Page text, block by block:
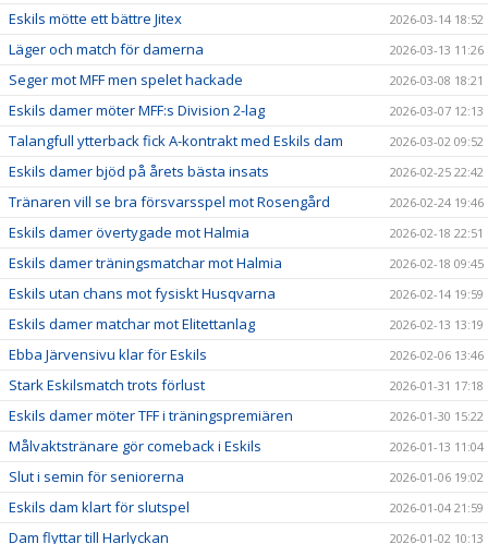
Eskils mötte ett bättre Jitex 2026-03-14 18:52
Läger och match för damerna 2026-03-13 11:26
Seger mot MFF men spelet hackade 2026-03-08 18:21
Eskils damer möter MFF:s Division 2-lag 2026-03-07 12:13
Talangfull ytterback fick A-kontrakt med Eskils dam 2026-03-02 09:52
Eskils damer bjöd på årets bästa insats 2026-02-25 22:42
Tränaren vill se bra försvarsspel mot Rosengård 2026-02-24 19:46
Eskils damer övertygade mot Halmia 2026-02-18 22:51
Eskils damer träningsmatchar mot Halmia 2026-02-18 09:45
Eskils utan chans mot fysiskt Husqvarna 2026-02-14 19:59
Eskils damer matchar mot Elitettanlag 2026-02-13 13:19
Ebba Järvensivu klar för Eskils 2026-02-06 13:46
Stark Eskilsmatch trots förlust 2026-01-31 17:18
Eskils damer möter TFF i träningspremiären 2026-01-30 15:22
Målvaktstränare gör comeback i Eskils 2026-01-13 11:04
Slut i semin för seniorerna 2026-01-06 19:02
Eskils dam klart för slutspel 2026-01-04 21:59
Dam flyttar till Harlyckan 2026-01-02 10:13